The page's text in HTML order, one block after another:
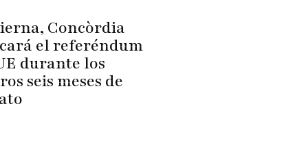
Concòrdia
el referéndum
durante los
seis meses de